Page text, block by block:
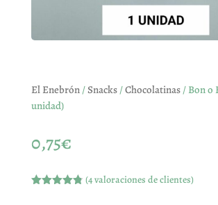
El Enebrón/ Snacks/Chocolatinas/ Bon o
unidad)
0,75€
(4valoraciones de clientes)